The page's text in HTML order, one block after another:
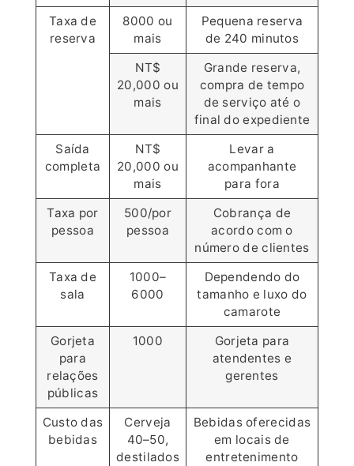
Taxa de
reserva
8000 ou
mais
Pequena reserva
de 240 minutos
NT$
20,000 ou
mais
Grande reserva,
compra de tempo
de serviço até o
final do expediente
Saída
completa
NT$
20,000 ou
mais
Levar a
acompanhante
para fora
Taxa por
pessoa
500/por
pessoa
Cobrança de
acordo com o
número de clientes
Taxa de
sala
1000–
6000
Dependendo do
tamanho e luxo do
camarote
Gorjeta
para
relações
públicas
1000
Gorjeta para
atendentes e
gerentes
Custo das
bebidas
Cerveja
40–50,
destilados
Bebidas oferecidas
em locais de
entretenimento